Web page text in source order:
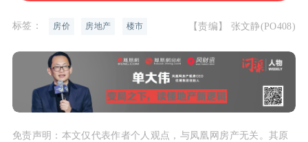
省住房政策研究中心首席研究员李宇嘉指
因在于，4月份进入小阳春后的销售淡
季。
具体来看，4月一线城市新建商品住
标签： 房价 房地产 楼市 【责编】 张文静(PO408)
免责声明：本文仅代表作者个人观点，与凤凰网房产无关。其原